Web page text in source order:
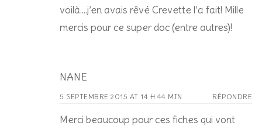
voilà….j’en avais rêvé Crevette l’a fait! Mille
mercis pour ce super doc (entre autres)!
NANE
5 SEPTEMBRE 2015 AT 14 H 44 MIN RÉPONDRE
Merci beaucoup pour ces fiches qui vont